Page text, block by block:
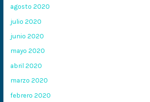
agosto 2020
julio 2020
junio 2020
mayo 2020
abril 2020
marzo 2020
febrero 2020